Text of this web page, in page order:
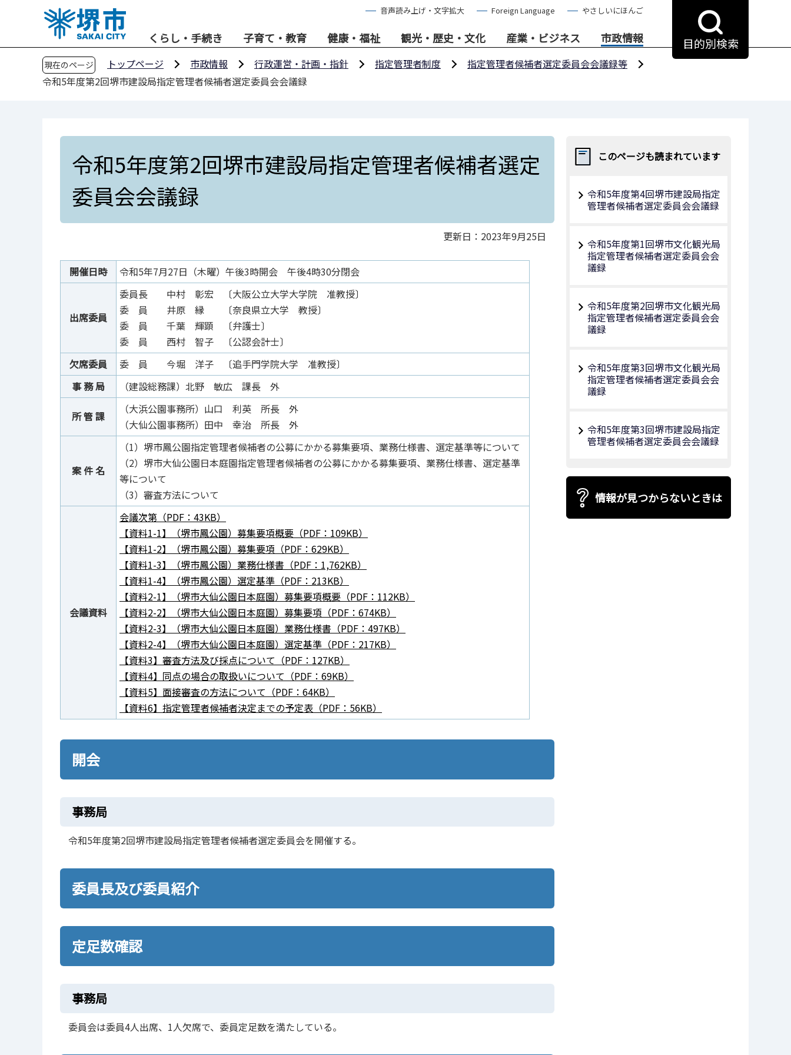
音声読み上げ・文字拡大 Foreign Language やさしいにほんご
くらし・手続き 子育て・教育 健康・福祉 観光・歴史・文化 産業・ビジネス 市政情報 目的別検索
現在のページ トップページ 市政情報 行政運営・計画・指針 指定管理者制度
指定管理者候補者選定委員会会議録等
令和5年度第2回堺市建設局指定管理者候補者選定委員会会議録
令和5年度第2回堺市建設局指定管理者候補者選定
委員会会議録
更新日：2023年9月25日
開催日時 令和5年7月27日（木曜）午後3時開会 午後4時30分閉会
出席委員
委員長 中村 彰宏 〔大阪公立大学大学院 准教授〕
委 員 井原 縁 〔奈良県立大学 教授〕
委 員 千葉 輝顕 〔弁護士〕
委 員 西村 智子 〔公認会計士〕
欠席委員
委 員 今堀 洋子 〔追手門学院大学 准教授〕
事 務 局
（建設総務課）北野 敏広 課長 外
所 管 課
（大浜公園事務所）山口 利英 所長 外
（大仙公園事務所）田中 幸治 所長 外
案 件 名
（1）堺市鳳公園指定管理者候補者の公募にかかる募集要項、業務仕様書、選定基準等について
（2）堺市大仙公園日本庭園指定管理者候補者の公募にかかる募集要項、業務仕様書、選定基準
等について
（3）審査方法について
会議資料
会議次第（PDF：43KB）
【資料1-1】（堺市鳳公園）募集要項概要（PDF：109KB）
【資料1-2】（堺市鳳公園）募集要項（PDF：629KB）
【資料1-3】（堺市鳳公園）業務仕様書（PDF：1,762KB）
【資料1-4】（堺市鳳公園）選定基準（PDF：213KB）
【資料2-1】（堺市大仙公園日本庭園）募集要項概要（PDF：112KB）
【資料2-2】（堺市大仙公園日本庭園）募集要項（PDF：674KB）
【資料2-3】（堺市大仙公園日本庭園）業務仕様書（PDF：497KB）
【資料2-4】（堺市大仙公園日本庭園）選定基準（PDF：217KB）
【資料3】審査方法及び採点について（PDF：127KB）
【資料4】同点の場合の取扱いについて（PDF：69KB）
【資料5】面接審査の方法について（PDF：64KB）
【資料6】指定管理者候補者決定までの予定表（PDF：56KB）
開会
事務局
令和5年度第2回堺市建設局指定管理者候補者選定委員会を開催する。
委員長及び委員紹介
定足数確認
事務局
委員会は委員4人出席、1人欠席で、委員定足数を満たしている。
このページも読まれています
令和5年度第4回堺市建設局指定
管理者候補者選定委員会会議録
令和5年度第1回堺市文化観光局
指定管理者候補者選定委員会会
議録
令和5年度第2回堺市文化観光局
指定管理者候補者選定委員会会
議録
令和5年度第3回堺市文化観光局
指定管理者候補者選定委員会会
議録
令和5年度第3回堺市建設局指定
管理者候補者選定委員会会議録
情報が見つからないときは